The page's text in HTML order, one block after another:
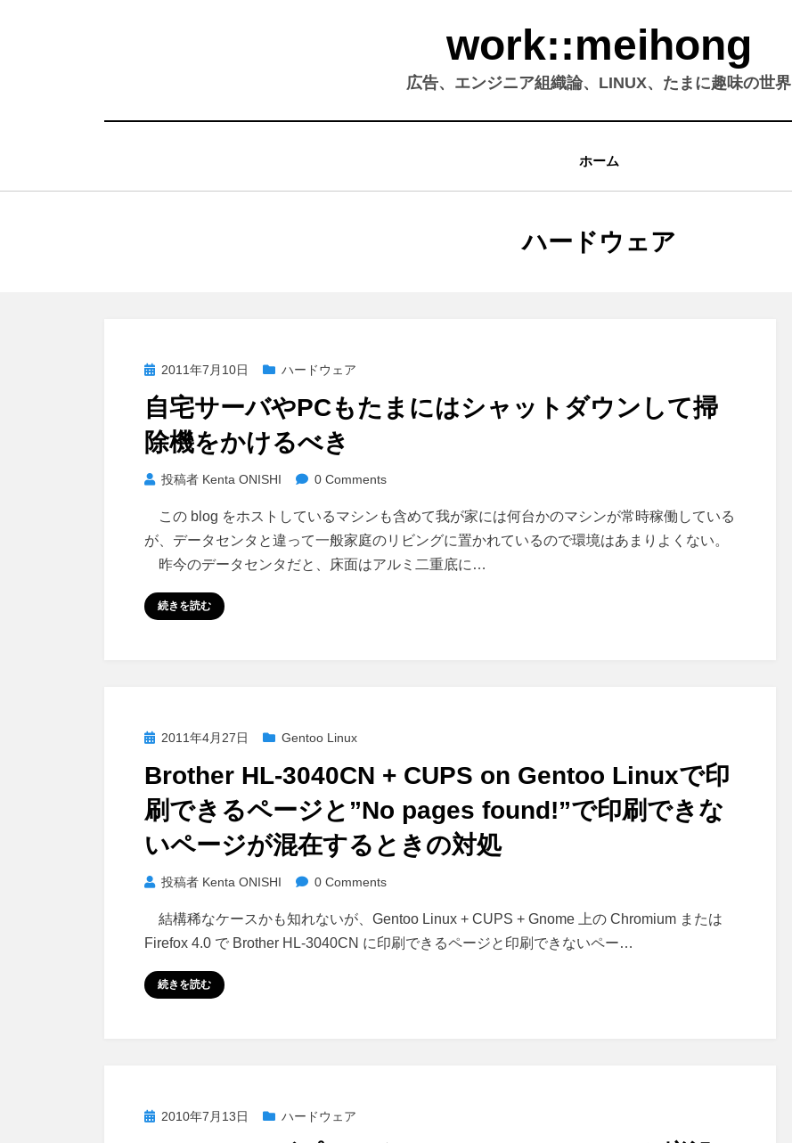
work::meihong
広告、エンジニア組織論、LINUX、たまに趣味の世界
ホーム
カテゴリー
:
ハードウェア
投
日:
2011年7月10日 ハードウェア
自宅サーバやPCもたまにはシャットダウンして掃
除機をかけるべき
投稿者 Kenta ONISHI 0 Comments
この blog をホストしているマシンも含めて我が家には何台かのマシンが常時稼働している
が、データセンタと違って一般家庭のリビングに置かれているので環境はあまりよくない。
昨今のデータセンタだと、床面はアルミ二重底に…
続きを読む
投
日:
2011年4月27日 Gentoo Linux
Brother HL-3040CN + CUPS on Gentoo Linuxで印
刷できるページと”No pages found!”で印刷できな
いページが混在するときの対処
投稿者 Kenta ONISHI 0 Comments
結構稀なケースかも知れないが、Gentoo Linux + CUPS + Gnome 上の Chromium または
Firefox 4.0 で Brother HL-3040CN に印刷できるページと印刷できないペー…
続きを読む
投 2010年7月13日 ハードウェア